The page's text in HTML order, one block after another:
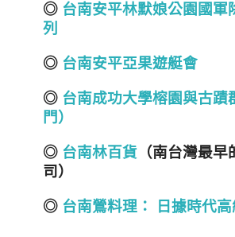
◎ 台南安平林默娘公園國軍
列
◎ 台南安平亞果遊艇會
◎ 台南成功大學榕園與古蹟
門）
◎ 台南林百貨 （南台灣最
司）
◎ 台南鶯料理： 日據時代